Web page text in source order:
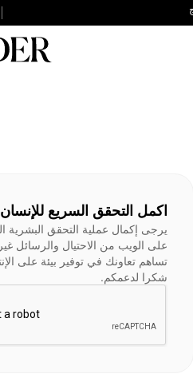
اكمل التحقق السريع للإنسان
يرجى إكمال عملية التحقق البشرية
على الويب من الاحتيال والرسائل
تساهم تعاونك في توفير بيئة على
شكرا لدعمكم.